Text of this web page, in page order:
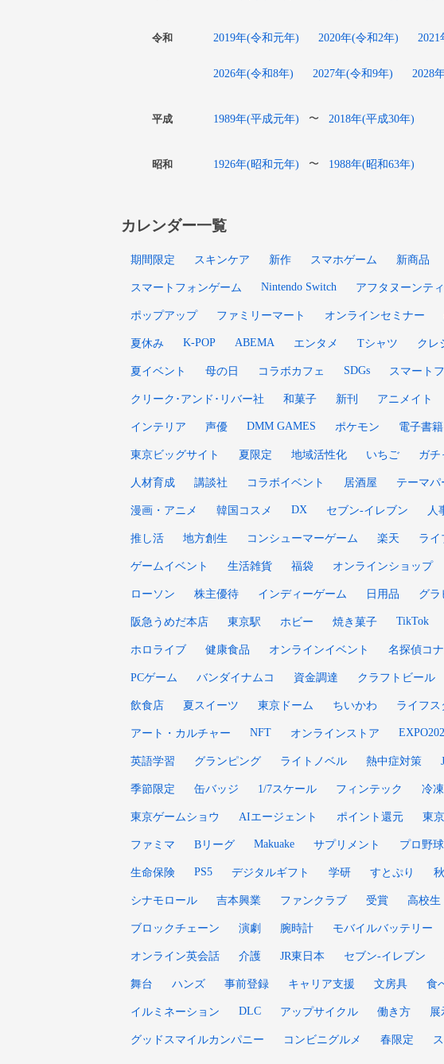
令和 2019年(令和元年) 2020年(令和2年) 2021
2026年(令和8年) 2027年(令和9年) 2028
平成 1989年(平成元年) 〜 2018年(平成30年)
昭和 1926年(昭和元年) 〜 1988年(昭和63年)
カレンダー一覧
期間限定 スキンケア 新作 スマホゲーム 新商品
スマートフォンゲーム Nintendo Switch アフタヌーンテ
ポップアップ ファミリーマート オンラインセミナー
夏休み K-POP ABEMA エンタメ Tシャツ クレ
夏イベント 母の日 コラボカフェ SDGs スマート
クリーク･アンド･リバー社 和菓子 新刊 アニメイト
インテリア 声優 DMM GAMES ポケモン 電子書籍
東京ビッグサイト 夏限定 地域活性化 いちご ガチ
人材育成 講談社 コラボイベント 居酒屋 テーマパ
漫画・アニメ 韓国コスメ DX セブン‐イレブン 人
推し活 地方創生 コンシューマーゲーム 楽天 ライ
ゲームイベント 生活雑貨 福袋 オンラインショップ
ローソン 株主優待 インディーゲーム 日用品 グラ
阪急うめだ本店 東京駅 ホビー 焼き菓子 TikTok
ホロライブ 健康食品 オンラインイベント 名探偵コ
PCゲーム バンダイナムコ 資金調達 クラフトビール
飲食店 夏スイーツ 東京ドーム ちいかわ ライフス
アート・カルチャー NFT オンラインストア
英語学習 グランピング ライトノベル 熱中症対策
季節限定 缶バッジ 1/7スケール フィンテック 冷
東京ゲームショウ AIエージェント ポイント還元 東
ファミマ Bリーグ Makuake サプリメント プロ野球
生命保険 PS5 デジタルギフト 学研 すとぷり
シナモロール 吉本興業 ファンクラブ 受賞 高校生
ブロックチェーン 演劇 腕時計 モバイルバッテリー
オンライン英会話 介護 JR東日本 セブン-イレブン
舞台 ハンズ 事前登録 キャリア支援 文房具 食
イルミネーション DLC アップサイクル 働き方 展
グッドスマイルカンパニー コンビニグルメ 春限定